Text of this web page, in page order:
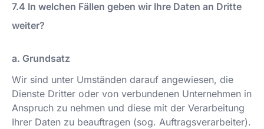
In welchen Fällen geben wir Ihre Daten an Dritte
weiter?
a. Grundsatz
Wir sind unter Umständen darauf angewiesen, die
Dienste Dritter oder von verbundenen Unternehmen in
Anspruch zu nehmen und diese mit der Verarbeitung
Ihrer Daten zu beauftragen (sog. Auftragsverarbeiter).